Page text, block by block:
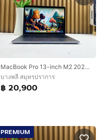
MacBook Pro 13-inch M2 2022 Ram8GB SSD256GB Space Gray
บางพลี สมุทรปราการ
฿ 20,900
PREMIUM